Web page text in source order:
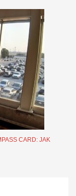
CARD: JAK